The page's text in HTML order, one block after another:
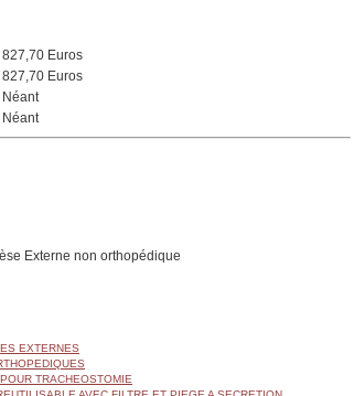
827,70 Euros
827,70 Euros
Néant
Néant
Externe non orthopédique
EXTERNES
TRACHEOSTOMIE